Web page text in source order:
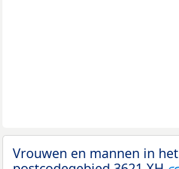
Vrouwen en mannen in het